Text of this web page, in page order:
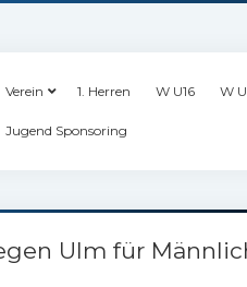
Verein 1. Herren W U16 W
Jugend Sponsoring
Ulm für